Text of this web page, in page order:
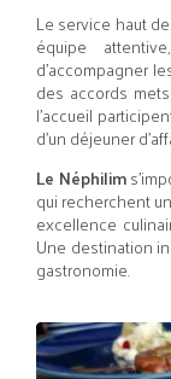
Le service haut
équipe
d’accompagner
des accords
l’accueil
d’un déjeuner
Le Néphilim
qui recherchent un
excellence
Une destination
gastronomie.